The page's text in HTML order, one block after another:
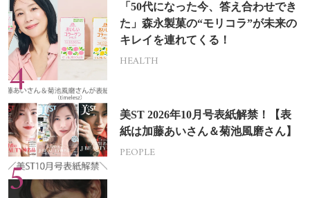
「50代になった今、答え合わせでき
た」森永製菓の“モリコラ”が未来の
キレイを連れてくる！
HEALTH
美ST 2026年10月号表紙解禁！【表
紙は加藤あいさん＆菊池風磨さん】
PEOPLE